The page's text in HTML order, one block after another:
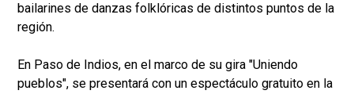
bailarines de danzas folklóricas de distintos puntos de la
región.
En Paso de Indios, en el marco de su gira "Uniendo
pueblos", se presentará con un espectáculo gratuito en la